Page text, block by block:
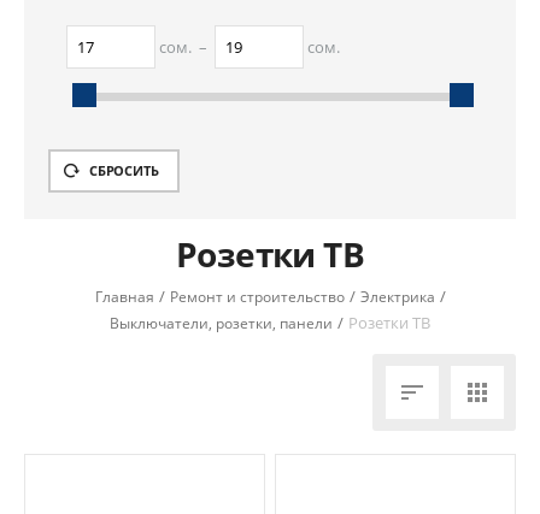
сом. – сом.
17сом. 19сом.
СБРОСИТЬ
Розетки ТВ
Главная / Ремонт и строительство / Электрика /
Выключатели, розетки, панели / Розетки ТВ
 